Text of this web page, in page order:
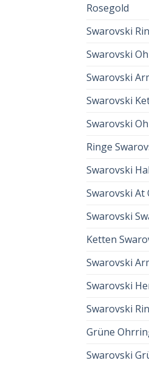
Rosegold
Swarovski
Swarovski
Swarovski
Swarovski
Swarovski
Ringe
Swarovski
Swarovski At
Swarovski
Ketten
Swarovski
Swarovski
Swarovski
Grüne
Swarovski
KETTE VON SWAROVSKI
41.00